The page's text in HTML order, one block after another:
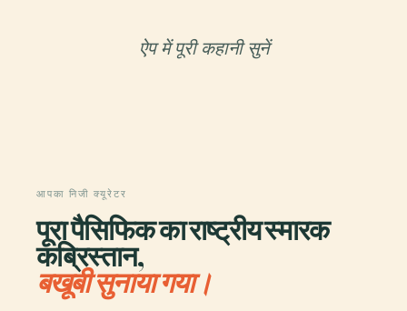
ऐप में पूरी कहानी सुनें
आपका निजी क्यूरेटर
पूरा पैसिफिक का राष्ट्रीय स्मारक
कब्रिस्तान,
बखूबी सुनाया गया।